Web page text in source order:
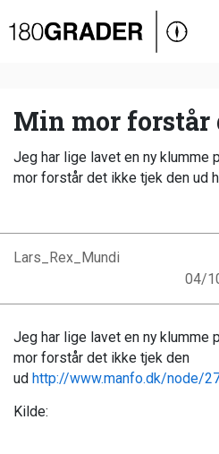
Oversigt
Debat
Video
Min mor forstår
Jeg har lige lavet en ny klumme
mor forstår det ikke tjek den ud
Lars_Rex_Mundi
04/
Jeg har lige lavet en ny klumme
mor forstår det ikke tjek den
ud http://www.manfo.dk/node/
Kilde: